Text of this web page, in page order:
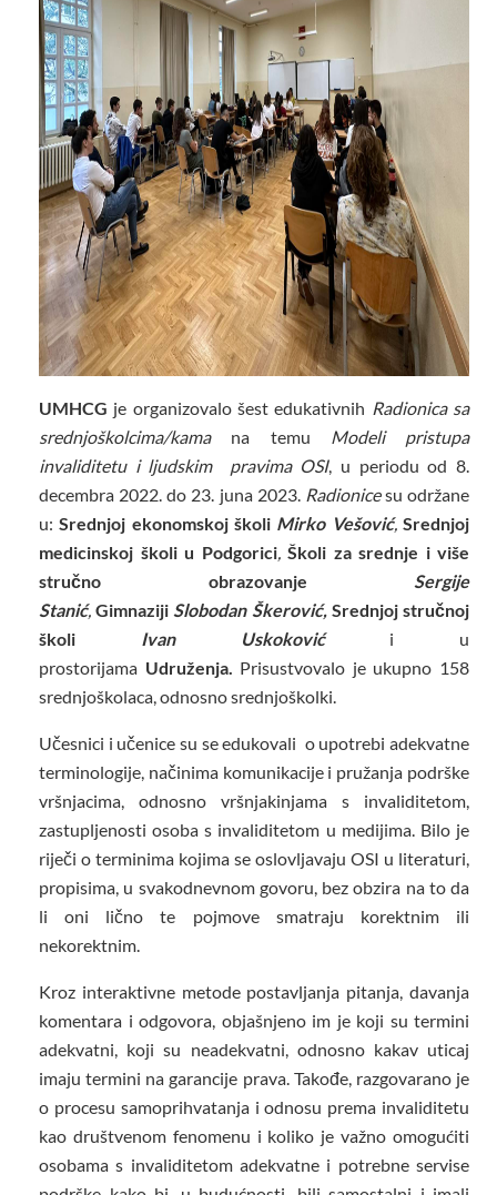
UMHCG je organizovalo šest edukativnih Radionica sa
srednjoškolcima/kamana temu Modeli pristupa
invaliditetu i ljudskim pravima OSI, u periodu od 8.
decembra 2022. do 23. juna 2023. Radionicesu održane
u:Srednjoj ekonomskoj školi Mirko Vešović,Srednjoj
medicinskoj školi u Podgorici, Školi za srednje i više
stručno obrazovanje
Sergije
Stanić,Gimnaziji Slobodan Škerović, Srednjoj stručnoj
školi Ivan Uskokovići u
prostorijama Udruženja. Prisustvovalo je ukupno 158
srednjoškolaca, odnosno srednjoškolki.
Učesnici i učenice su se edukovali o upotrebi adekvatne
terminologije, načinima komunikacije i pružanja podrške
vršnjacima, odnosno vršnjakinjama s invaliditetom,
zastupljenosti osoba s invaliditetom u medijima. Bilo je
riječi o terminima kojima se oslovljavaju OSI u literaturi,
propisima, u svakodnevnom govoru, bez obzira na to da
li oni lično te pojmove smatraju korektnim ili
nekorektnim.
Kroz interaktivne metode postavljanja pitanja, davanja
komentara i odgovora, objašnjeno im je koji su termini
adekvatni, koji su neadekvatni, odnosno kakav uticaj
imaju termini na garancije prava. Takođe, razgovarano je
o procesu samoprihvatanja i odnosu prema invaliditetu
kao društvenom fenomenu i koliko je važno omogućiti
osobama s invaliditetom adekvatne i potrebne servise